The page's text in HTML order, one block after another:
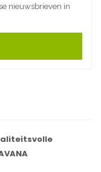
nieuwsbrieven in